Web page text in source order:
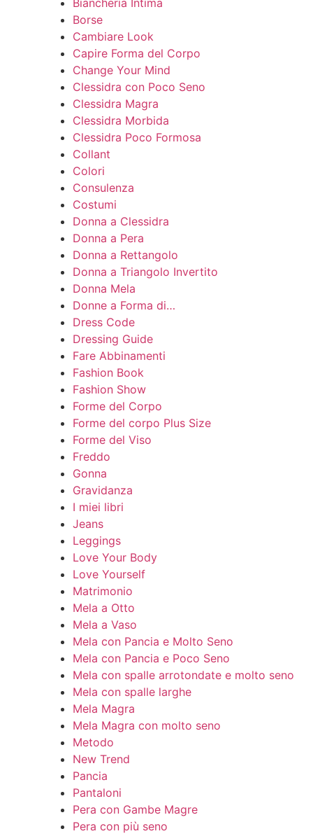
Biancheria Intima
Borse
Cambiare Look
Capire Forma del Corpo
Change Your Mind
Clessidra con Poco Seno
Clessidra Magra
Clessidra Morbida
Clessidra Poco Formosa
Collant
Colori
Consulenza
Costumi
Donna a Clessidra
Donna a Pera
Donna a Rettangolo
Donna a Triangolo Invertito
Donna Mela
Donne a Forma di…
Dress Code
Dressing Guide
Fare Abbinamenti
Fashion Book
Fashion Show
Forme del Corpo
Forme del corpo Plus Size
Forme del Viso
Freddo
Gonna
Gravidanza
I miei libri
Jeans
Leggings
Love Your Body
Love Yourself
Matrimonio
Mela a Otto
Mela a Vaso
Mela con Pancia e Molto Seno
Mela con Pancia e Poco Seno
Mela con spalle arrotondate e molto seno
Mela con spalle larghe
Mela Magra
Mela Magra con molto seno
Metodo
New Trend
Pancia
Pantaloni
Pera con Gambe Magre
Pera con più seno